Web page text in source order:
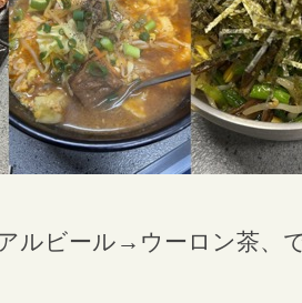
ルビール→ウーロン茶、